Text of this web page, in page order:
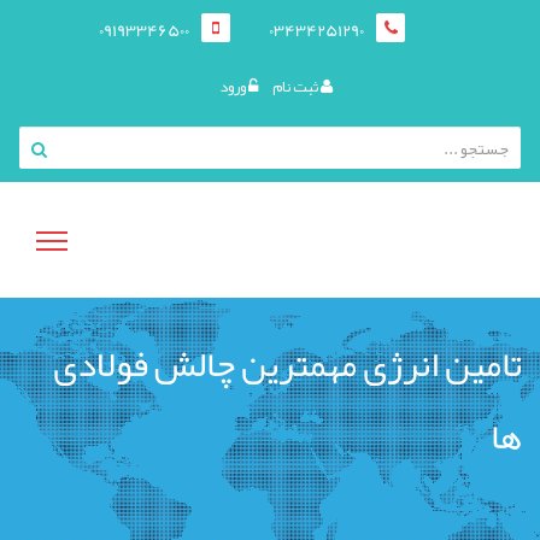
03434251290
09193346500
ثبت نام ورود
منوی
کاربری
تامین انرژی مهمترین چالش فولادی
ها